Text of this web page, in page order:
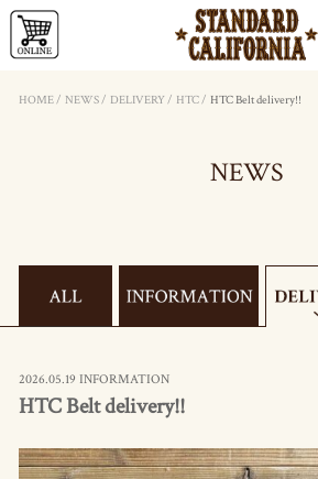
HOME/ NEWS/ DELIVERY / HTC/ HTC Belt delivery!!
NEWS
2026.05.19 INFORMATION
HTC Belt delivery!!